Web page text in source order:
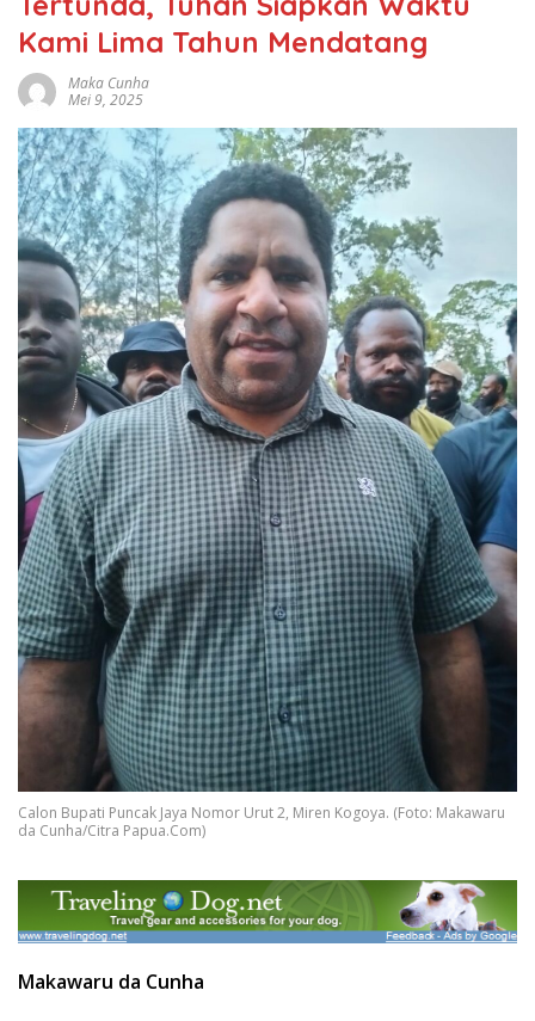
Kami Lima Tahun Mendatang
Maka Cunha
Mei 9, 2025
Calon Bupati Puncak Jaya Nomor Urut 2, Miren Kogoya. (Foto: Makawaru
da Cunha/Citra Papua.Com)
Makawaru da Cunha